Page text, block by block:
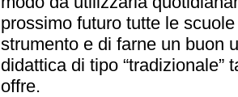
prossimo futuro tutte le
strumento e di farne un buon
didattica di tipo “tradizionale”
offre.